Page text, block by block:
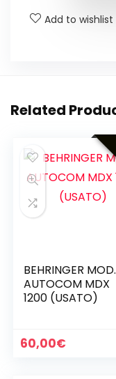
Add to wishlist
Related
BEHRINGER MOD.
AUTOCOM MDX
1200 (USATO)
60,00€